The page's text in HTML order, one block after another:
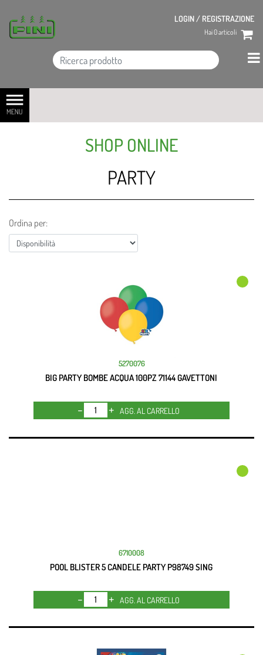
LOGIN / REGISTRAZIONE
Hai0articoli
SHOP ONLINE
PARTY
Ordina per:
5270076
BIG PARTY BOMBE ACQUA 100PZ 71144 GAVETTONI
Quantità
AGG. AL CARRELLO
6710008
POOL BLISTER 5 CANDELE PARTY P98749 SING
Quantità
AGG. AL CARRELLO